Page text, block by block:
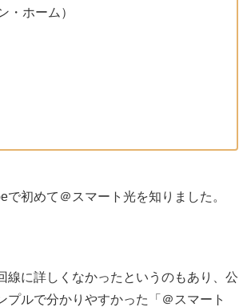
・ホーム）
で初めて＠スマート光を知りました。
線に詳しくなかったというのもあり、公
プルで分かりやすかった「＠スマート